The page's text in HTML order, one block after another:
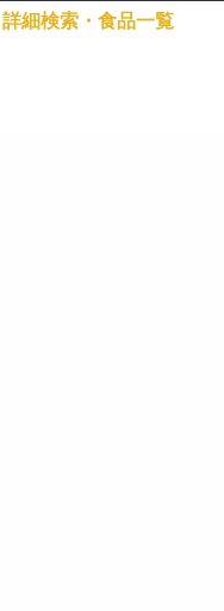
詳細検索・食品一覧